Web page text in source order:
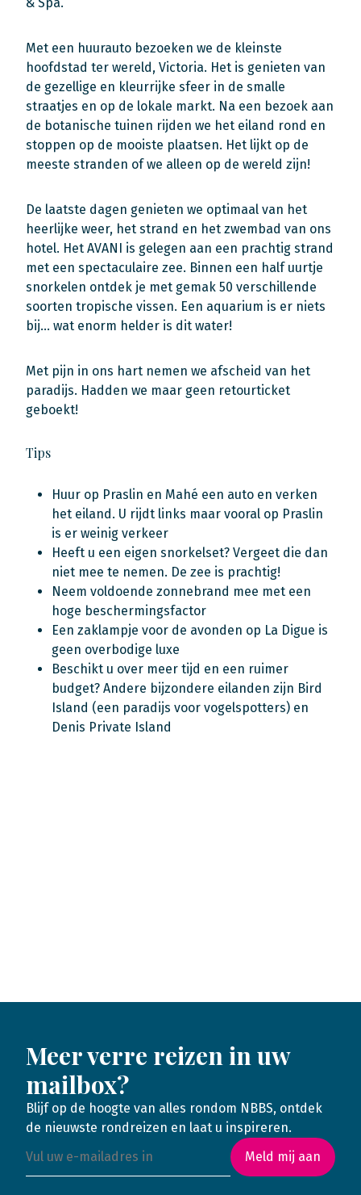
Met een huurauto bezoeken we de kleinste
hoofdstad ter wereld, Victoria. Het is genieten van
de gezellige en kleurrijke sfeer in de smalle
straatjes en op de lokale markt. Na een bezoek aan
de botanische tuinen rijden we het eiland rond en
stoppen op de mooiste plaatsen. Het lijkt op de
meeste stranden of we alleen op de wereld zijn!
De laatste dagen genieten we optimaal van het
heerlijke weer, het strand en het zwembad van ons
hotel. Het AVANI is gelegen aan een prachtig strand
met een spectaculaire zee. Binnen een half uurtje
snorkelen ontdek je met gemak 50 verschillende
soorten tropische vissen. Een aquarium is er niets
bij… wat enorm helder is dit water!
Met pijn in ons hart nemen we afscheid van het
paradijs. Hadden we maar geen retourticket
geboekt!
Tips
Huur op Praslin en Mahé een auto en verken
het eiland. U rijdt links maar vooral op Praslin
is er weinig verkeer
Heeft u een eigen snorkelset? Vergeet die dan
niet mee te nemen. De zee is prachtig!
Neem voldoende zonnebrand mee met een
hoge beschermingsfactor
Een zaklampje voor de avonden op La Digue is
geen overbodige luxe
Beschikt u over meer tijd en een ruimer
budget? Andere bijzondere eilanden zijn Bird
Island (een paradijs voor vogelspotters) en
Denis Private Island
Meer verre reizen in uw
mailbox?
Blijf op de hoogte van alles rondom NBBS, ontdek
de nieuwste rondreizen en laat u inspireren.
Meld mij aan